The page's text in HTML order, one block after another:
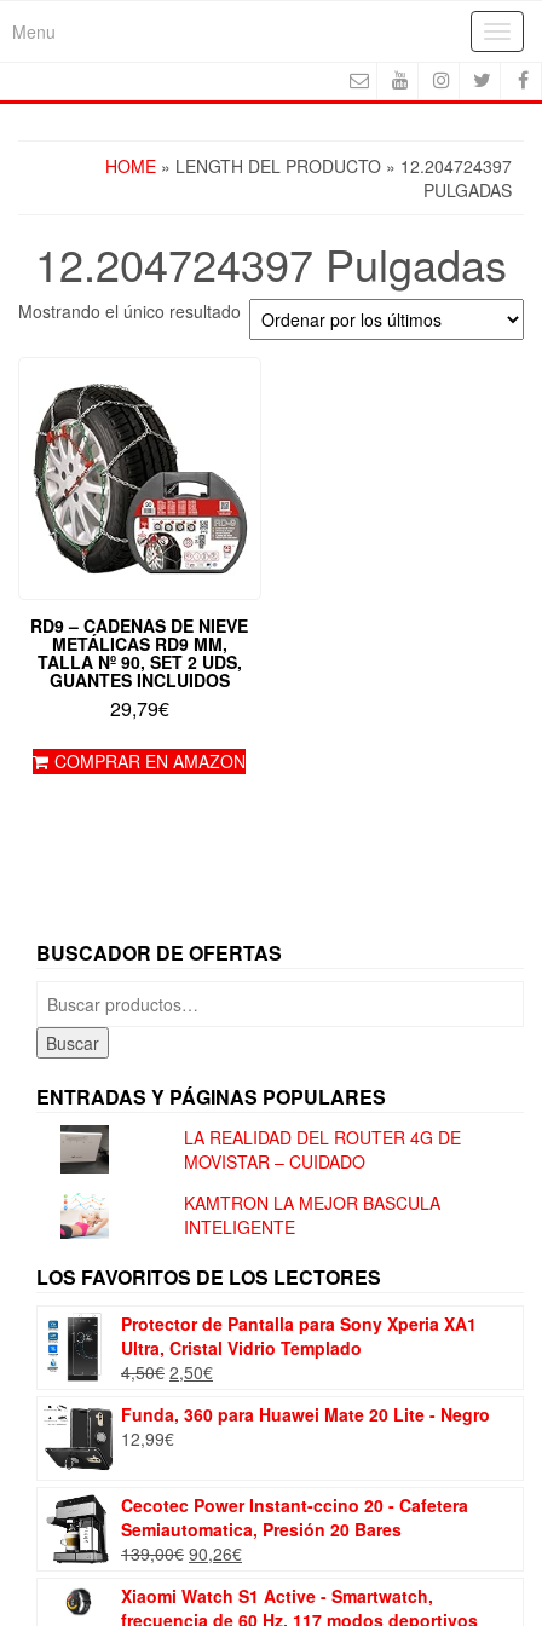
Menu
HOME » LENGTH DEL PRODUCTO » 12.204724397
PULGADAS
12.204724397 Pulgadas
Mostrando el único resultado
RD9 – CADENAS DE NIEVE
METÁLICAS RD9 MM,
TALLA Nº 90, SET 2 UDS,
GUANTES INCLUIDOS
29,79€
COMPRAR EN AMAZON
BUSCADOR DE OFERTAS
por:
Buscar
ENTRADAS Y PÁGINAS POPULARES
LA REALIDAD DEL ROUTER 4G DE
MOVISTAR – CUIDADO
KAMTRON LA MEJOR BASCULA
INTELIGENTE
LOS FAVORITOS DE LOS LECTORES
Protector de Pantalla para Sony Xperia XA1
Ultra, Cristal Vidrio Templado
4,50€ El
original
era:
2,50€El
actual
Funda, 360 para Huawei Mate 20 Lite - Negro
12,99€
Cecotec Power Instant-ccino 20 - Cafetera
Semiautomatica, Presión 20 Bares
139,00€ El
original
90,26€El
actual
Xiaomi Watch S1 Active - Smartwatch,
frecuencia de 60 Hz, 117 modos deportivos